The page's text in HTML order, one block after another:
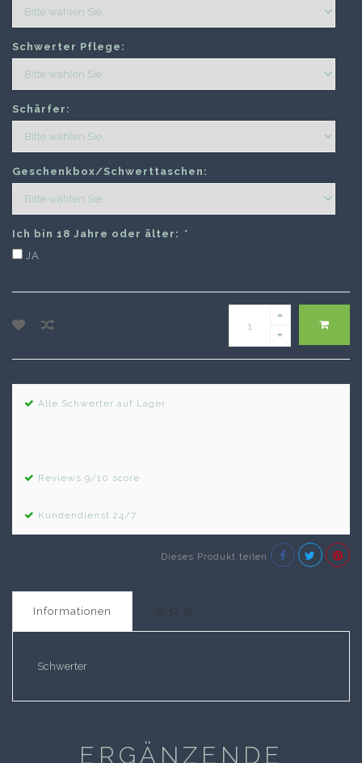
Schwerter Pflege:
Schärfer:
Geschenkbox/Schwerttaschen:
Ich bin 18 Jahre oder älter: *
JA
Alle Schwerter auf Lager
Reviews 9/10 score
Kundendienst 24/7
Dieses Produkt teilen
Informationen
Schwerter
ERGÄNZENDE